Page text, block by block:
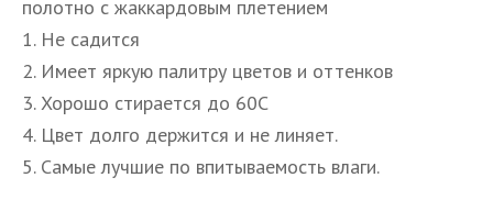
полотно с жаккардовым плетением
1. Не садится
2. Имеет яркую палитру цветов и оттенков
3. Хорошо стирается до 60С
4. Цвет долго держится и не линяет.
5. Самые лучшие по впитываемость влаги.